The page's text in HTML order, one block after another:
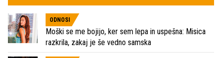
ODNOSI
Moški se me bojijo, ker sem lepa in uspešna: Misica
razkrila, zakaj je še vedno samska